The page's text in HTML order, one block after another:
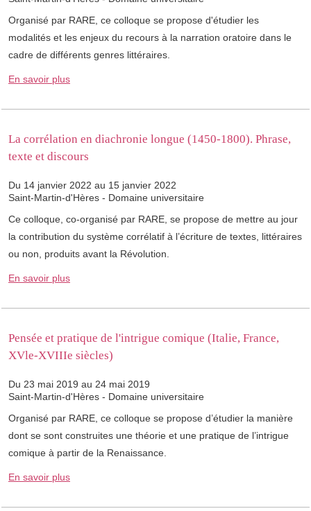
Organisé par RARE, ce colloque se propose d'étudier les
modalités et les enjeux du recours à la narration oratoire dans le
cadre de différents genres littéraires.
En savoir plus
La corrélation en diachronie longue (1450-1800). Phrase,
texte et discours
Du 14 janvier 2022 au 15 janvier 2022
Saint-Martin-d'Hères - Domaine universitaire
Ce colloque, co-organisé par RARE, se propose de mettre au jour
la contribution du système corrélatif à l’écriture de textes, littéraires
ou non, produits avant la Révolution.
En savoir plus
Pensée et pratique de l'intrigue comique (Italie, France,
XVle-XVIIIe siècles)
Du 23 mai 2019 au 24 mai 2019
Saint-Martin-d'Hères - Domaine universitaire
Organisé par RARE, ce colloque se propose d’étudier la manière
dont se sont construites une théorie et une pratique de l’intrigue
comique à partir de la Renaissance.
En savoir plus